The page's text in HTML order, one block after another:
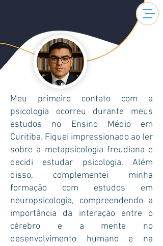
Meu primeiro contato com a
psicologia ocorreu durante meus
estudos no Ensino Médio em
Curitiba. Fiquei impressionado ao ler
sobre a metapsicologia freudiana e
decidi estudar psicologia. Além
disso, complementei minha
formação com estudos em
neuropsicologia, compreendendo a
importância da interação entre o
cérebro e a mente no
desenvolvimento humano e na